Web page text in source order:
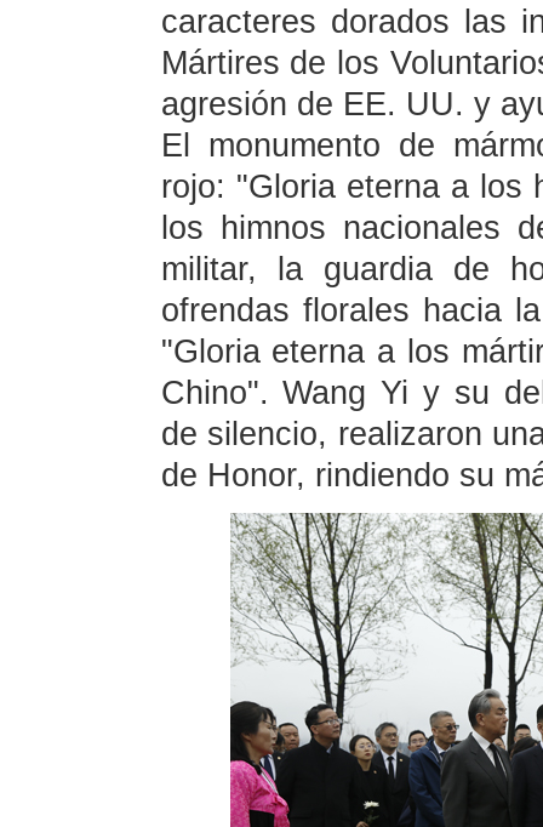
caracteres dorados las
Mártires de los
agresión de EE. UU. y
El monumento de
rojo: "Gloria eterna a los
los himnos nacionales
militar, la guardia de
ofrendas florales hacia
"Gloria eterna a los
Chino". Wang Yi y su
de silencio, realizaron
de Honor, rindiendo su